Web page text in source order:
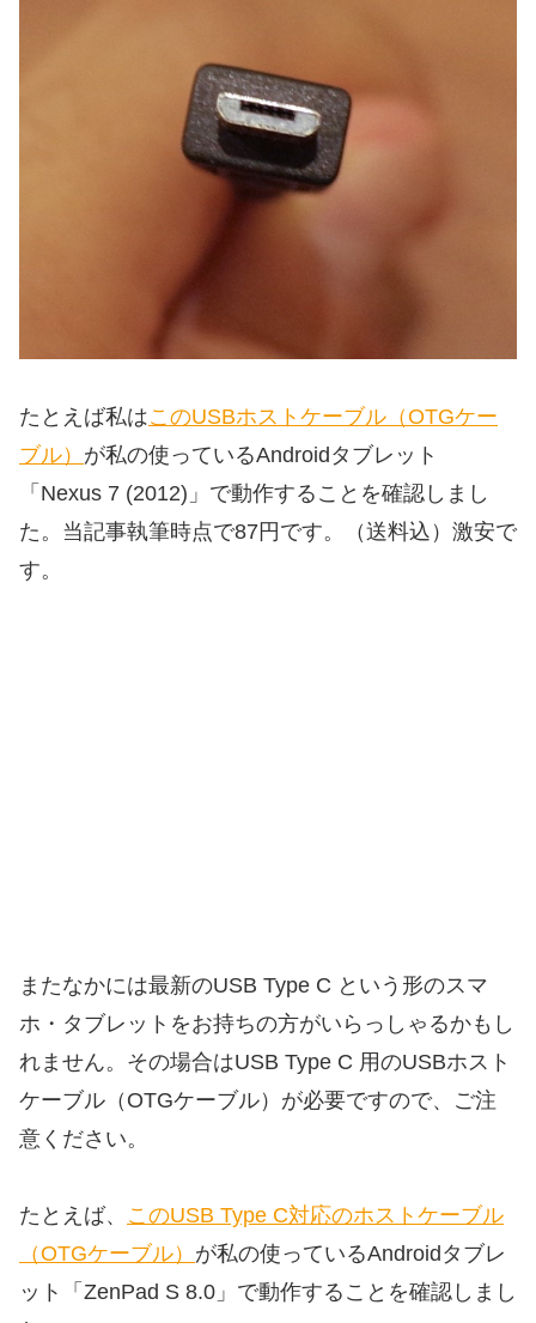
たとえば私はこのUSBホストケーブル（OTGケー
ブル） が私の使っているAndroidタブレット
「Nexus 7 (2012)」で動作することを確認しまし
た。当記事執筆時点で87円です。（送料込）激安で
す。
またなかには最新のUSB Type C という形のスマ
ホ・タブレットをお持ちの方がいらっしゃるかもし
れません。その場合はUSB Type C 用のUSBホスト
ケーブル（OTGケーブル）が必要ですので、ご注
意ください。
たとえば、 このUSB Type C対応のホストケーブル
（OTGケーブル） が私の使っているAndroidタブレ
ット「ZenPad S 8.0」で動作することを確認しまし